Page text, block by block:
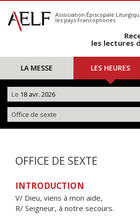
S'abonner
Calendrier
Association Épiscopale
les pays Francophones
les lectures
LA MESSE LES HEURES
Le 18 avr. 2026
Office de sexte
OFFICE DE SEXTE
INTRODUCTION
V/ Dieu, viens à mon aide,
R/ Seigneur, à notre secours.